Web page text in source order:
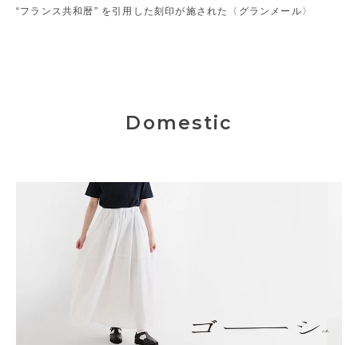
“フランス共和暦” を引用した刻印が施された〈グランメール〉
Domestic